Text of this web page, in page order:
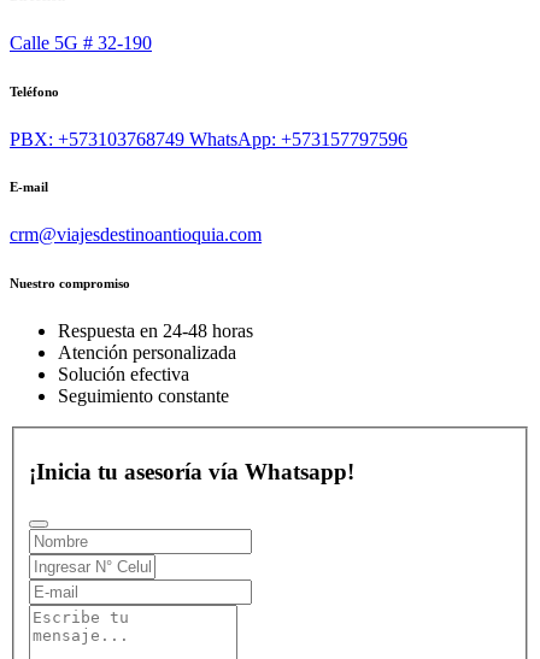
Calle 5G # 32-190
Teléfono
PBX: +573103768749 WhatsApp: +573157797596
E-mail
crm@viajesdestinoantioquia.com
Nuestro compromiso
Respuesta en 24-48 horas
Atención personalizada
Solución efectiva
Seguimiento constante
¡Inicia tu asesoría vía Whatsapp!